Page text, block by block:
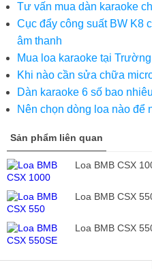
Tư vấn mua dàn karaoke
Cục đẩy công suất BW K8
âm thanh
Mua loa karaoke tại
Khi nào cần sửa chữa
Dàn karaoke 6 số bao
Nên chọn dòng loa nào để
Sản phẩm liên quan
Loa BMB CSX
Loa BMB CSX
Loa BMB CSX